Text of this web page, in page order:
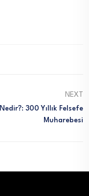
NEXT
300 Yıllık Felsefe
Muharebesi